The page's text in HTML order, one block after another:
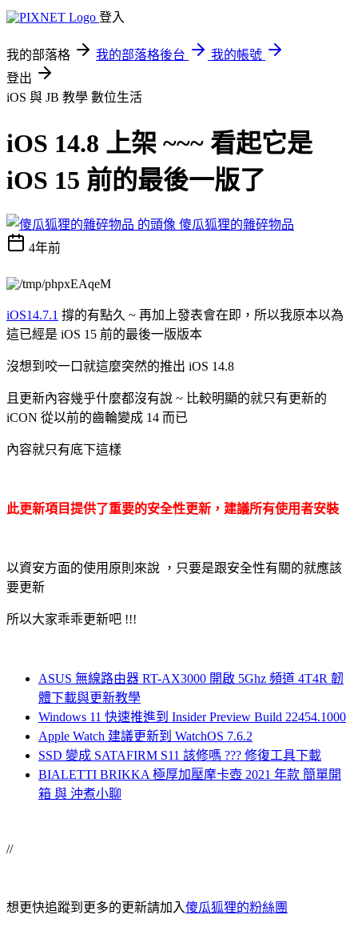
登入
我的部落格 我的部落格後台
我的帳號
登出
iOS 與 JB 教學 數位生活
iOS 14.8 上架 ~~~ 看起它是
iOS 15 前的最後一版了
傻瓜狐狸的雜碎物品
4年前
iOS14.7.1 撐的有點久 ~ 再加上發表會在即，所以我原本以為
這已經是 iOS 15 前的最後一版版本
沒想到咬一口就這麼突然的推出 iOS 14.8
且更新內容幾乎什麼都沒有說 ~ 比較明顯的就只有更新的
iCON 從以前的齒輪變成 14 而已
內容就只有底下這樣
此更新項目提供了重要的安全性更新，建議所有使用者安裝
以資安方面的使用原則來說 ，只要是跟安全性有關的就應該
要更新
所以大家乖乖更新吧 !!!
ASUS 無線路由器 RT-AX3000 開啟 5Ghz 頻道 4T4R 韌
體下載與更新教學
Windows 11 快速推進到 Insider Preview Build 22454.1000
Apple Watch 建議更新到 WatchOS 7.6.2
SSD 變成 SATAFIRM S11 該修嗎 ??? 修復工具下載
BIALETTI BRIKKA 極厚加壓摩卡壺 2021 年款 簡單開
箱 與 沖煮小聊
//
想更快追蹤到更多的更新請加入傻瓜狐狸的粉絲團